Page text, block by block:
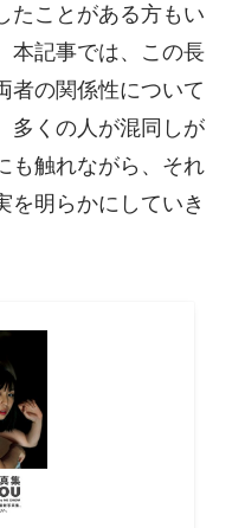
たことがある方もい
本記事では、この長
者の関係性について
多くの人が混同しが
も触れながら、それ
を明らかにしていき